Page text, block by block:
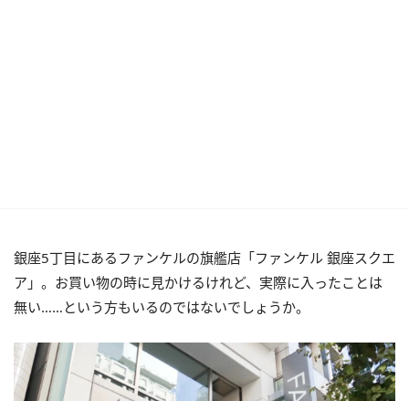
銀座5丁目にあるファンケルの旗艦店「ファンケル 銀座スクエ
ア」。お買い物の時に見かけるけれど、実際に入ったことは
無い……という方もいるのではないでしょうか。